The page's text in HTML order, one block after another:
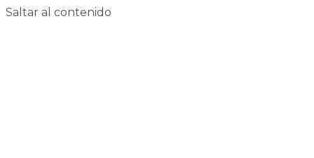
Saltar al contenido